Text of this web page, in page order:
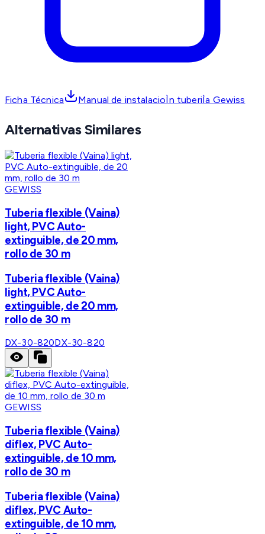
Ficha Técnica Manual de instalacioÌn tuberiÌa Gewiss
Alternativas Similares
GEWISS
Tuberia flexible (Vaina)
light, PVC Auto-
extinguible, de 20 mm,
rollo de 30 m
Tuberia flexible (Vaina)
light, PVC Auto-
extinguible, de 20 mm,
rollo de 30 m
DX-30-820DX-30-820
GEWISS
Tuberia flexible (Vaina)
diflex, PVC Auto-
extinguible, de 10 mm,
rollo de 30 m
Tuberia flexible (Vaina)
diflex, PVC Auto-
extinguible, de 10 mm,